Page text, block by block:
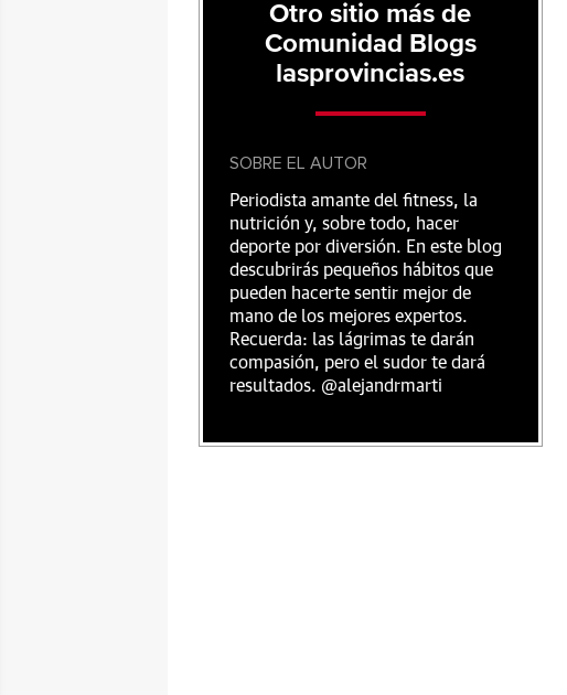
Otro sitio más de
Comunidad Blogs
lasprovincias.es
SOBRE EL AUTOR
Periodista amante del fitness, la
nutrición y, sobre todo, hacer
deporte por diversión. En este blog
descubrirás pequeños hábitos que
pueden hacerte sentir mejor de
mano de los mejores expertos.
Recuerda: las lágrimas te darán
compasión, pero el sudor te dará
resultados. @alejandrmarti